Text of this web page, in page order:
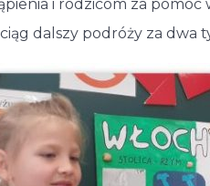
i rodzicom za
ciąg dalszy podróży za dwa